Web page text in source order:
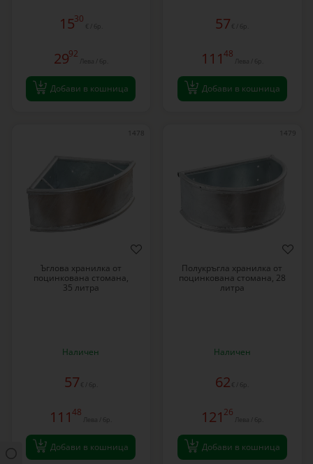
1530
€ / бр.
2992
Лева / бр.
Добави в кошница
57 € / бр.
11148
Лева / бр.
Добави в кошница
1478
Ъглова хранилка от
поцинкована стомана,
35 литра
Наличен
57 € / бр.
11148
Лева / бр.
Добави в кошница
1479
Полукръгла хранилка от
поцинкована стомана, 28
литра
Наличен
62 € / бр.
121 26
Лева / бр.
Добави в кошница